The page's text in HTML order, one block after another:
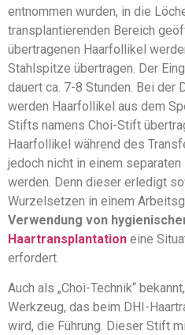
entnommen wurden, in die
transplantierenden Bereich
übertragenen Haarfollikel
Stahlspitze übertragen. Der
dauert ca. 7-8 Stunden. Bei der
werden Haarfollikel aus dem
Stifts namens Choi-Stift
Haarfollikel während des
jedoch nicht in einem
werden. Denn dieser erledigt
Wurzelsetzen in einem
Verwendung von
Haartransplantation eine
erfordert.
Auch als „Choi-Technik“
Werkzeug, das beim DHI-
wird, die Führung. Dieser Stift